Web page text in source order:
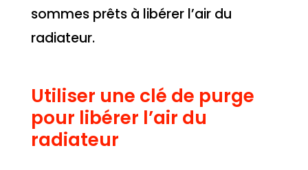
sommes prêts à libérer l’air du
radiateur.
Utiliser une clé de purge
pour libérer l’air du
radiateur